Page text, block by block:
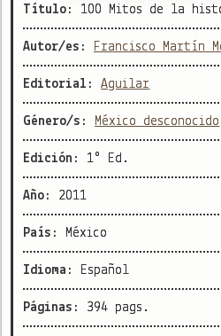
Título: 100 Mitos de la
Autor/es: Francisco Martín
Editorial:Aguilar
Género/s: México desconocido
Edición: 1° Ed.
Año: 2011
País: México
Idioma: Español
Páginas: 394 pags.